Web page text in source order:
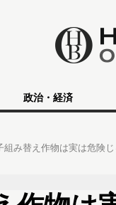
政治・経済
組み替え作物は実は危険